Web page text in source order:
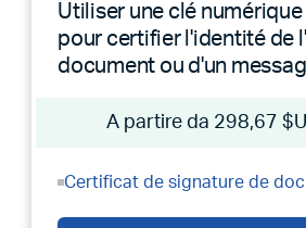
Utiliser une clé
pour certifier l'identité de
document ou d'un
A partire da 298,67
Certificat de signature de